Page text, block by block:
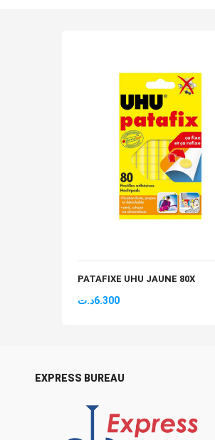
PATAFIXE UHU JAUNE 80X
6.300د.ت
EXPRESS BUREAU